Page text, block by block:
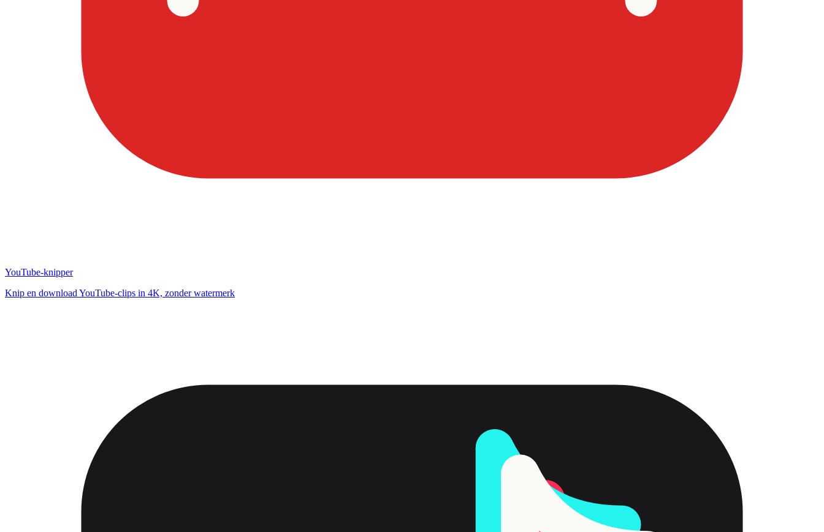
YouTube-knipper
Knip en download YouTube-clips in 4K, zonder watermerk